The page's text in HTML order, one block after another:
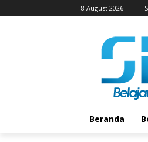
8 August 2026
Beranda